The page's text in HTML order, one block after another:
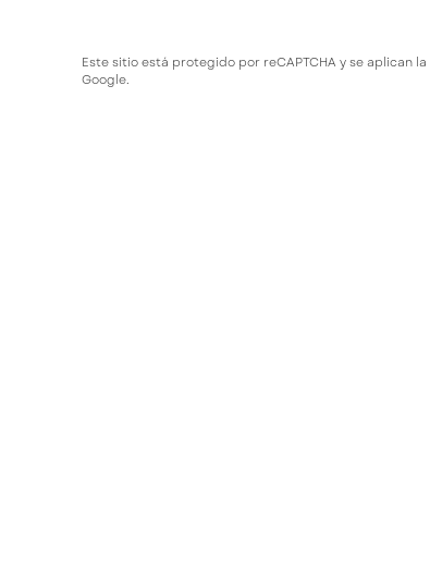
Este sitio está protegido por reCAPTCHA y se aplican la
Google.